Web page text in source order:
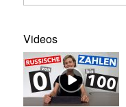
Videos